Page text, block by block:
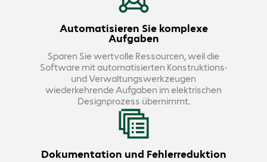
Automatisieren Sie komplexe
Aufgaben
Sparen Sie wertvolle Ressourcen, weil die
Software mit automatisierten Konstruktions-
und Verwaltungswerkzeugen
wiederkehrende Aufgaben im elektrischen
Designprozess übernimmt.
Dokumentation und Fehlerreduktion